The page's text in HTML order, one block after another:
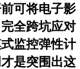
可将电子影
全跨坑应对
监控弹性计
是突围出这